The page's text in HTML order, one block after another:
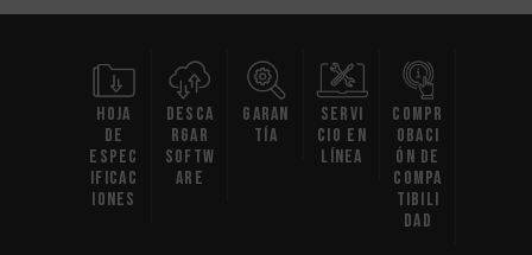
Hoja
de
espec
ificac
iones
Desca
rgar
Softw
are
Garan
tía
Servi
cio en
línea
Compr
obaci
ón de
compa
tibili
dad